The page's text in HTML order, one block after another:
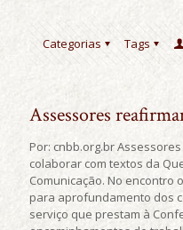
Categorias Tags
Assessores
Por: cnbb.org.br
colaborar com textos da
Comunicação. No encontro
para aprofundamento dos
serviço que prestam à